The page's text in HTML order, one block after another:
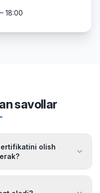
18:00
savollar
olish